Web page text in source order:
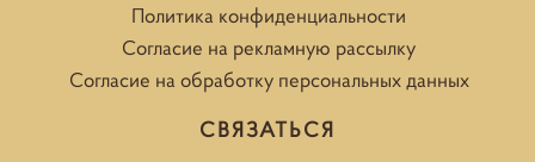
Политика конфиденциальности
Согласие на рекламную рассылку
Согласие на обработку персональных данных
СВЯЗАТЬСЯ